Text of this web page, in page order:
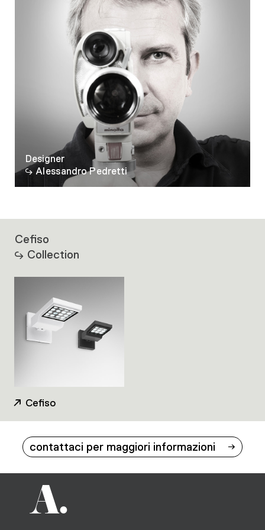
Designer
Alessandro Pedretti
Cefiso
Collection
Cefiso
contattaci per maggiori informazioni